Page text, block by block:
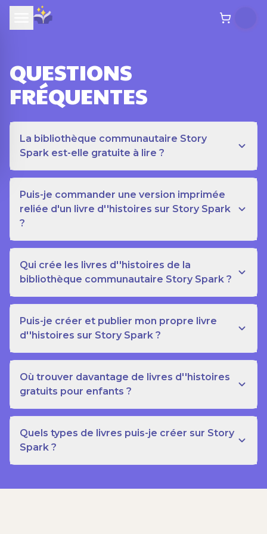
QUESTIONS
FRÉQUENTES
La bibliothèque communautaire Story
Spark est-elle gratuite à lire ?
Puis-je commander une version imprimée
reliée d'un livre d''histoires sur Story Spark
?
Qui crée les livres d''histoires de la
bibliothèque communautaire Story Spark ?
Puis-je créer et publier mon propre livre
d''histoires sur Story Spark ?
Où trouver davantage de livres d''histoires
gratuits pour enfants ?
Quels types de livres puis-je créer sur Story
Spark ?